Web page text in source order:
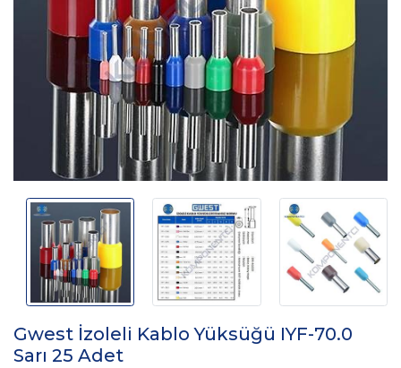
Gwest İzoleli Kablo Yüksüğü IYF-70.0
Sarı 25 Adet